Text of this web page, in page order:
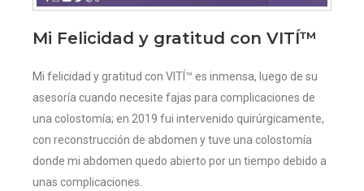
Mi Felicidad y gratitud con VITÍ™
Mi felicidad y gratitud con VITÍ™ es inmensa, luego de su
asesoría cuando necesite fajas para complicaciones de
una colostomía; en 2019 fui intervenido quirúrgicamente,
con reconstrucción de abdomen y tuve una colostomía
donde mi abdomen quedo abierto por un tiempo debido a
unas complicaciones.